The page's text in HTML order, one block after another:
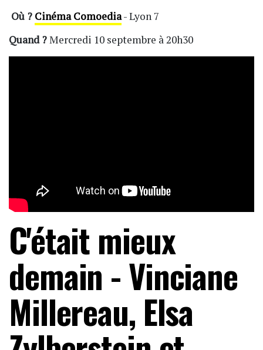
Où ? Cinéma Comoedia- Lyon 7
Quand ?Mercredi 10 septembre à 20h30
C'était mieux
demain - Vinciane
Millereau, Elsa